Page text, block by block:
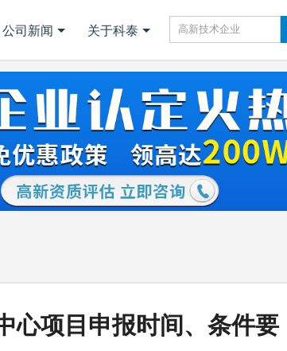
公司新闻 关于科泰
心项目申报时间、条件要